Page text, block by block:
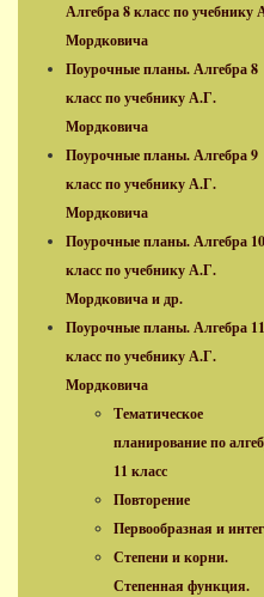
Алгебра 8 класс по учебнику
Мордковича
Поурочные планы. Алгебра 8
класс по учебнику А.Г.
Мордковича
Поурочные планы. Алгебра 9
класс по учебнику А.Г.
Мордковича
Поурочные планы. Алгебра 10
класс по учебнику А.Г.
Мордковича и др.
Поурочные планы. Алгебра 11
класс по учебнику А.Г.
Мордковича
Тематическое
планирование по
11 класс
Повторение
Первообразная и
Степени и корни.
Степенная функция.